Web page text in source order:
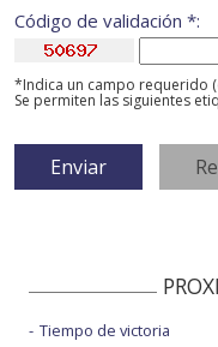
Código de validación *:
*Indica un campo requerido
Se permiten las siguientes
Tiempo de victoria